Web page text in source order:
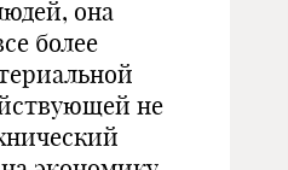
она
более
не